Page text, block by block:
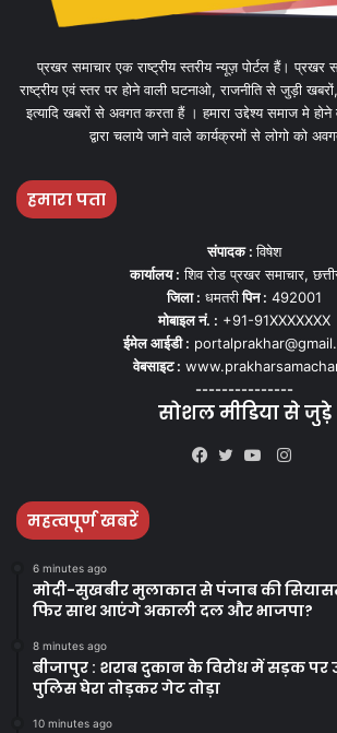
प्रखर समाचार एक राष्ट्रीय स्तरीय न्यूज़ पोर्टल हैं। प्रखर
राष्ट्रीय एवं स्तर पर होने वाली घटनाओ, राजनीति से जुड़ी
इत्यादि खबरों से अवगत करता हैं । हमारा उद्देश्य समाज मे
द्वारा चलाये जाने वाले कार्यक्रमों से लोगो को
हमारा पता
संपादक :विषेश
कार्यालय : शिव रोड प्रखर समाचार,
जिला : धमतरीपिन : 492001
मोबाइल नं. : +91-91XXXXXXX
ईमेल आईडी :
वेबसाइट :
---------------
सोशल मीडिया से जुड़े
महत्वपूर्ण खबरें
6 minutes ago
मोदी-सुखबीर मुलाकात से पंजाब की
फिर साथ आएंगे अकाली दल और भाजपा?
8 minutes ago
बीजापुर : शराब दुकान के विरोध में सड़क पर
पुलिस घेरा तोड़कर गेट तोड़ा
10 minutes ago